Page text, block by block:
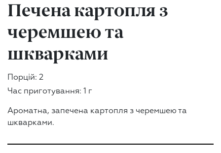
Печена картопля з
черемшею та
шкварками
Порцій: 2
Час приготування: 1 г
Ароматна, запечена картопля з черемшею та
шкварками.